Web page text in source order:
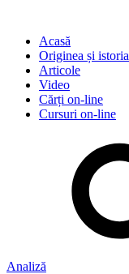
Acasă
Originea și
Articole
Video
Cărți on-line
Cursuri on-line
Analiză